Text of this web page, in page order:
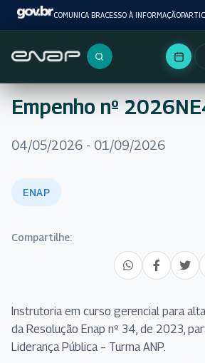
COMUNICA BRACESSO À INFORMAÇÃO
Buscar no portal
Empenho nº
04/05/2026 - 01/09/2026
ENAP
Compartilhe:
Instrutoria em curso gerencial para
da Resolução Enap nº 34, de 2023,
Liderança Pública – Turma ANP.